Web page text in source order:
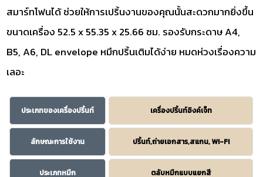
สมาร์ทโฟนได้ ช่วยให้การเปริ้นงานของคุณนั้นสะดวกมากยิ่งขึ้น
ขนาดเครื่อง 52.5 x 55.35 x 25.66 ซม. รองรับกระดาษ A4,
B5, A6, DL envelope หมึกปริ้นเติมได้ง่าย หมดห่วงเรื่องความ
เลอะ
ประเภทของเครื่องปริ้นท์ เครื่องปริ้นท์อิงค์เจ็ท
ลักษณะการใช้งาน ปริ้นท์,ถ่ายเอกสาร,สแกน, Wi-Fi
ประเภทหมึก ตลับหมึกแบบแยกสี